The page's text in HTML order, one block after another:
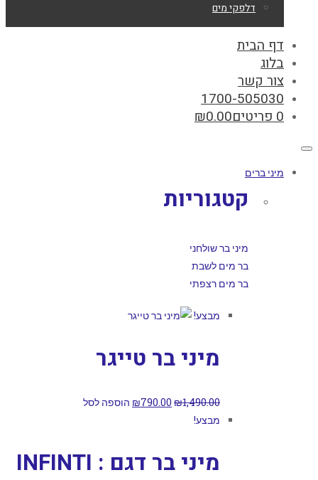
דלפקי מים
דף הבית
בלוג
צור קשר
1700-505030
0 פריטים
₪0.00
מיני ברים
קטגוריות
מיני בר שולחני
בר מים לשבת
בר מים רצפתי
מבצע!
מיני בר טייגר
₪1,490.00
₪790.00
הוספה לסל
מבצע!
מיני בר דגם : INFINTI